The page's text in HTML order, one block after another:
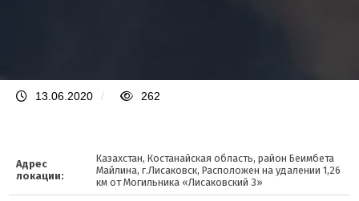
13.06.2020 / 262
Адрес
локации:
Казахстан, Костанайская область, район Беимбета
Майлина, г.Лисаковск, Расположен на удалении 1,26
км от Могильника «Лисаковский 3»